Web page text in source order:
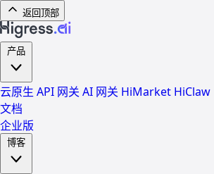
返回顶部
云原生 API 网关 AI 网关 HiMarket HiClaw
文档
企业版